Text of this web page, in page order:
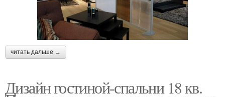
читать дальше →
Дизайн гостиной-спальни 18 кв.